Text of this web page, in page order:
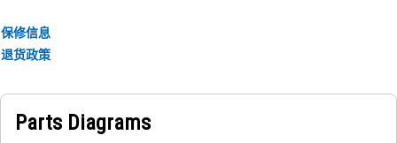
保修信息
退货政策
Parts Diagrams